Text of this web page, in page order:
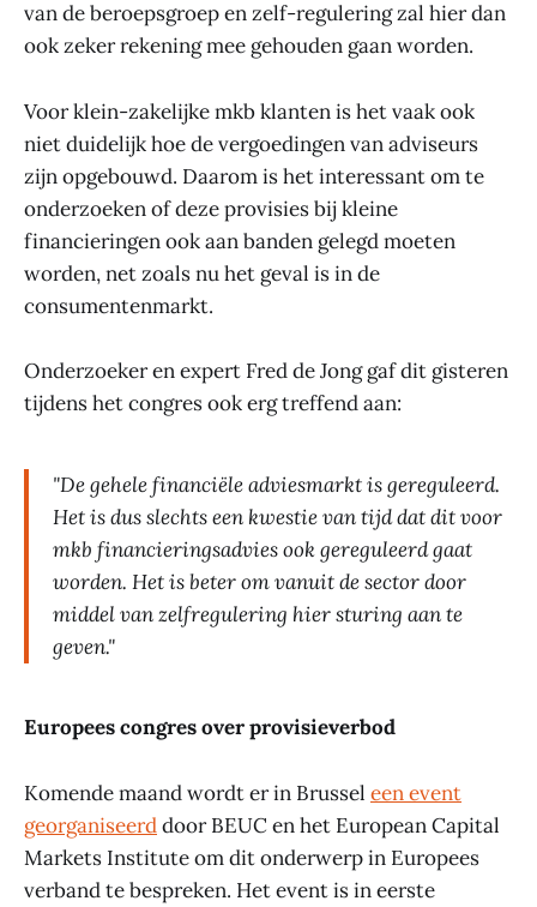
van de beroepsgroep en zelf-regulering zal hier dan
ook zeker rekening mee gehouden gaan worden.
Voor klein-zakelijke mkb klanten is het vaak ook
niet duidelijk hoe de vergoedingen van adviseurs
zijn opgebouwd. Daarom is het interessant om te
onderzoeken of deze provisies bij kleine
financieringen ook aan banden gelegd moeten
worden, net zoals nu het geval is in de
consumentenmarkt.
Onderzoeker en expert Fred de Jong gaf dit gisteren
tijdens het congres ook erg treffend aan:
"De gehele financiële adviesmarkt is gereguleerd.
Het is dus slechts een kwestie van tijd dat dit voor
mkb financieringsadvies ook gereguleerd gaat
worden. Het is beter om vanuit de sector door
middel van zelfregulering hier sturing aan te
geven."
Europees congres over provisieverbod
Komende maand wordt er in Brussel een event
georganiseerddoor BEUC en het European Capital
Markets Institute om dit onderwerp in Europees
verband te bespreken. Het event is in eerste